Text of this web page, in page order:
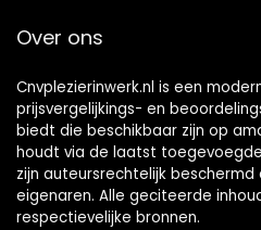
Over ons
Cnvplezierinwerk.nl is een
prijsvergelijkings- en
biedt die beschikbaar zijn op
houdt via de laatst
zijn auteursrechtelijk
eigenaren. Alle geciteerde
respectievelijke bronnen.